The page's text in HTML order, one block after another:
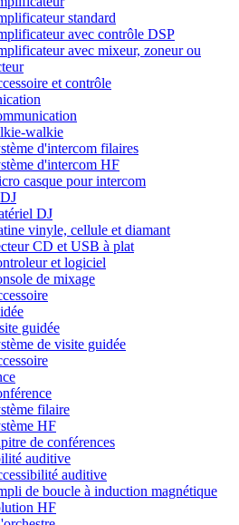
standard
avec contrôle DSP
avec mixeur, zoneur ou
et contrôle
walkie
d'intercom filaires
d'intercom HF
casque pour intercom
DJ
vinyle, cellule et diamant
CD et USB à plat
et logiciel
de mixage
guidée
de visite guidée
filaire
HF
de conférences
auditive
auditive
de boucle à induction magnétique
HF